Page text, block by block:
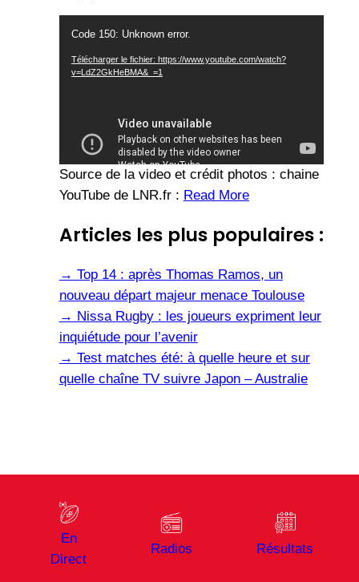
Code 150: Unknown error.
Télécharger le fichier: https://www.youtube.com/watch?
v=LdZ2GkHeBMA&_=1
Source de la video et crédit photos : chaine
YouTube de LNR.fr : Read More
Articles les plus populaires :
→ Top 14 : après Thomas Ramos, un
nouveau départ majeur menace Toulouse
→ Nissa Rugby : les joueurs expriment leur
inquiétude pour l’avenir
→ Test matches été: à quelle heure et sur
quelle chaîne TV suivre Japon – Australie
En
Direct
Radios Résultats